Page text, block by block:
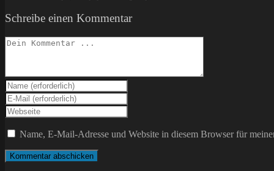
Schreibe einen Kommentar
Kommentieren
Gib
deinen
Namen
oder
Benutzernamen
zum
Kommentieren
ein
Gib
deine
E-
Mail-
Adresse
zum
Kommentieren
Gib
deine
Website-
ein
(optional)
Name, E-Mail-Adresse und Website in diesem Browser für